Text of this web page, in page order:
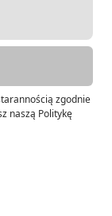
zgodnie
naszą Politykę